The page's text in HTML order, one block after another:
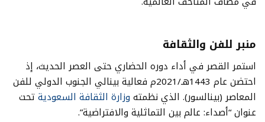
منبر للفن والثقافة
استمر القصر في أداء دوره الحضاري حتى العصر الحديث، إذ
احتضن عام 1443هـ/2021م فعالية بينالي الجنوب الدولي للفن
المعاصر (بينالسور). الذي نظمته وزارة الثقافة السعودية تحت
عنوان “أصداء: عالم بين التماثلية والافتراضية”.